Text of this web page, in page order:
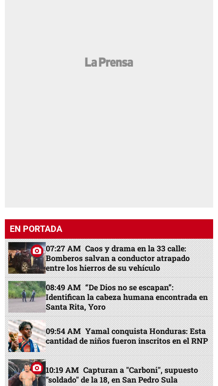
EN PORTADA
07:27 AM Caos y drama en la 33 calle:
Bomberos salvan a conductor atrapado
entre los hierros de su vehículo
08:49 AM “De Dios no se escapan”:
Identifican la cabeza humana encontrada en
Santa Rita, Yoro
09:54 AM Yamal conquista Honduras: Esta
cantidad de niños fueron inscritos en el RNP
10:19 AM Capturan a "Carboni", supuesto
"soldado" de la 18, en San Pedro Sula